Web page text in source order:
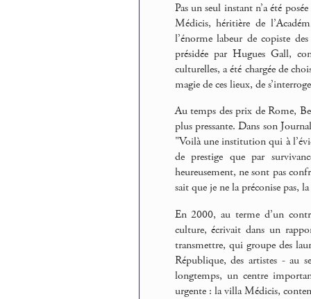
Pas un seul instant n’a été
Médicis, héritière de
l’énorme labeur de copiste
présidée par Hugues Gall,
culturelles, a été chargée de
magie de ces lieux, de
Au temps des prix de Rome,
plus pressante. Dans son
"Voilà une institution qui à
de prestige que par
heureusement, ne sont pas
sait que je ne la préconise pas,
En 2000, au terme d’un
culture, écrivait dans un
transmettre, qui groupe des
République, des artistes - au
longtemps, un centre
urgente : la villa Médicis,